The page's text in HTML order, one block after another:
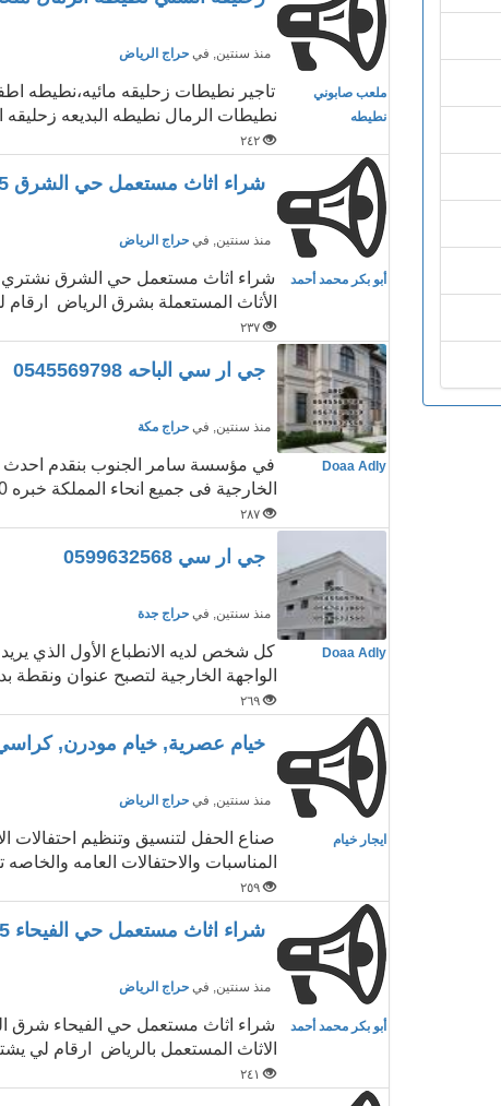
منذ سنتين, فيحراج الرياض
ملعب صابوني
نطيطه
تاجير نطيطات زحليقه مائيه،نطيطه
نطيطات الرمال نطيطه البديعه
٢٤٢
شراء اثاث مستعمل حي الشرق 0554833595
منذ سنتين, فيحراج الرياض
أبو بكر محمد أحمد
شراء اثاث مستعمل حي الشرق نشتري
الأثاث المستعملة بشرق الرياض ارقام
٢٣٧
جي ار سي الباحه 0545569798
منذ سنتين, فيحراج مكة
Doaa Adly
في مؤسسة سامر الجنوب بنقدم احدث
الخارجية فى جميع انحاء المملكة خبره 20عام. الـ جي آر سي لتكسية واجهة المباني الحكوم...
٢٨٧
جي ار سي 0599632568
منذ سنتين, فيحراج جدة
Doaa Adly
كل شخص لديه الانطباع الأول الذي
الواجهة الخارجية لتصبح عنوان
٢٦٩
خيام عصرية, خيام مودرن,
منذ سنتين, فيحراج الرياض
ايجار خيام
صناع الحفل لتنسيق وتنظيم احتفالات
المناسبات والاحتفالات العامه
٢٥٩
شراء اثاث مستعمل حي الفيحاء 0554833595
منذ سنتين, فيحراج الرياض
أبو بكر محمد أحمد
شراء اثاث مستعمل حي الفيحاء شرق
الاثاث المستعمل بالرياض ارقام لي
٢٤١